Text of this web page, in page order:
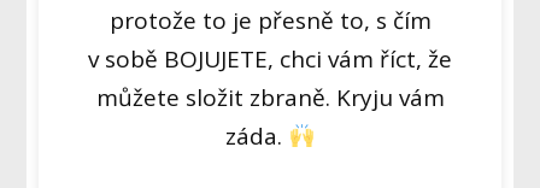
protože to je přesně to, s čím
v sobě BOJUJETE, chci vám říct, že
můžete složit zbraně. Kryju vám
záda.